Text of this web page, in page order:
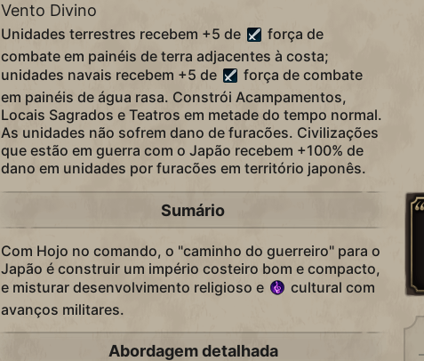
Vento Divino
Unidades terrestres recebem +5 de
força de
combate em painéis de terra adjacentes à costa;
unidades navais recebem +5 de
força de combate
em painéis de água rasa. Constrói Acampamentos,
Locais Sagrados e Teatros em metade do tempo normal.
As unidades não sofrem dano de furacões. Civilizações
que estão em guerra com o Japão recebem +100% de
dano em unidades por furacões em território japonês.
Sumário
Com Hojo no comando, o "caminho do guerreiro" para o
Japão é construir um império costeiro bom e compacto,
e misturar desenvolvimento religioso e
cultural com
avanços militares.
Abordagem detalhada